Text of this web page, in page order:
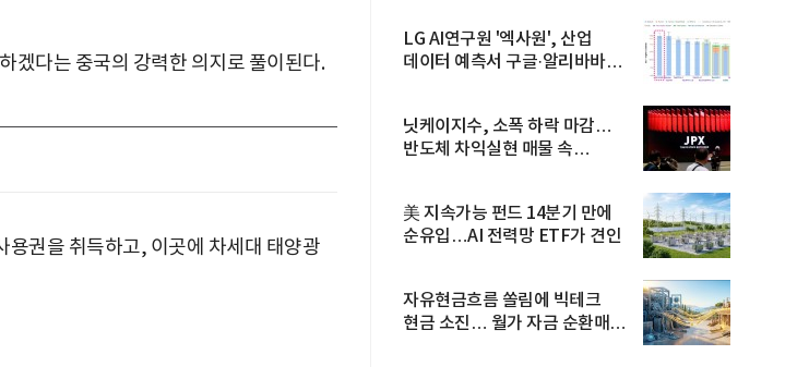
겠다는 중국의 강력한 의지로 풀이된다.
용권을 취득하고, 이곳에 차세대 태양광
LG AI연구원 '엑사원', 산업
데이터 예측서 구글·알리바바
닛케이지수, 소폭 하락 마감…
반도체 차익실현 매물 속
美 지속가능 펀드 14분기 만에
순유입…AI 전력망 ETF가 견인
자유현금흐름 쏠림에 빅테크
현금 소진… 월가 자금 순환매